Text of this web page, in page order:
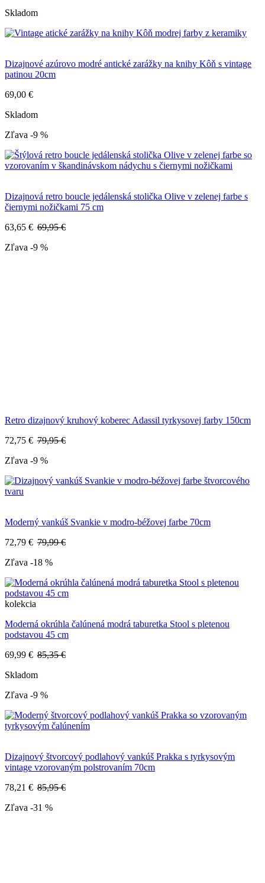
Skladom
Dizajnové azúrovo modré antické zarážky na knihy Kôň s vintage
patinou 20cm
69,00 €
Skladom
Zľava -9 %
Dizajnová retro boucle jedálenská stolička Olive v zelenej farbe s
čiernymi nožičkami 75 cm
63,65 € 69,95 €
Zľava -9 %
Retro dizajnový kruhový koberec Adassil tyrkysovej farby 150cm
72,75 € 79,95 €
Zľava -9 %
Moderný vankúš Svankie v modro-béžovej farbe 70cm
72,79 € 79,99 €
Zľava -18 %
kolekcia
Moderná okrúhla čalúnená modrá taburetka Stool s pletenou
podstavou 45 cm
69,99 € 85,35 €
Skladom
Zľava -9 %
Dizajnový štvorcový podlahový vankúš Prakka s tyrkysovým
vintage vzorovaným polstrovaním 70cm
78,21 € 85,95 €
Zľava -31 %